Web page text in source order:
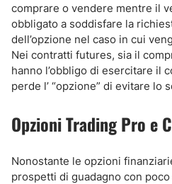
comprare o vendere mentre il
obbligato a soddisfare la
dell’opzione nel caso in cui
Nei contratti futures, sia il
hanno l’obbligo di esercitare il
perde l’ “opzione” di evitare lo
Opzioni Trading Pro e
Nonostante le opzioni
prospetti di guadagno con